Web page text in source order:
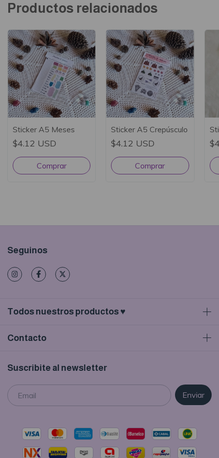
Productos relacionados
Sticker A5 Meses
$4.12 USD
Sticker A5 Crepúsculo
$4.12 USD
Seguinos
Todos nuestros productos ♥
Contacto
Suscribite al newsletter